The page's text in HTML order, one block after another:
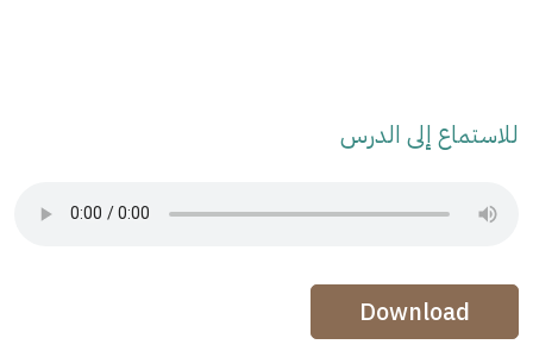
للاستماع إلى الدرس
Audio Stream
Audio Stream
Download